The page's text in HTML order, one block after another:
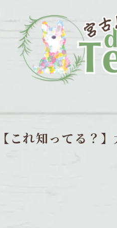
【これ知ってる？